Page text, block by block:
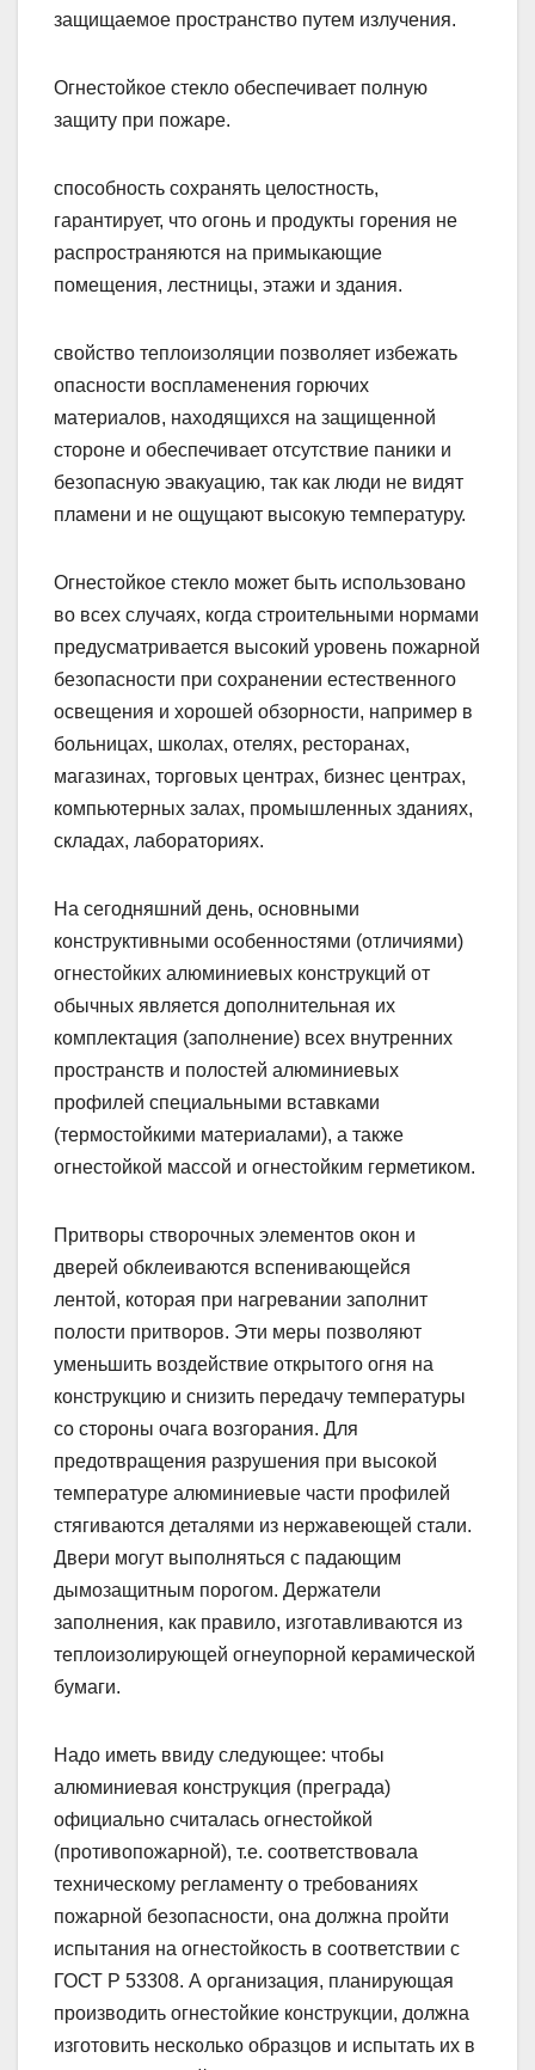
защищаемое пространство путем излучения.
Огнестойкое стекло обеспечивает полную
защиту при пожаре.
способность сохранять целостность,
гарантирует, что огонь и продукты горения не
распространяются на примыкающие
помещения, лестницы, этажи и здания.
свойство теплоизоляции позволяет избежать
опасности воспламенения горючих
материалов, находящихся на защищенной
стороне и обеспечивает отсутствие паники и
безопасную эвакуацию, так как люди не видят
пламени и не ощущают высокую температуру.
Огнестойкое стекло может быть использовано
во всех случаях, когда строительными нормами
предусматривается высокий уровень пожарной
безопасности при сохранении естественного
освещения и хорошей обзорности, например в
больницах, школах, отелях, ресторанах,
магазинах, торговых центрах, бизнес центрах,
компьютерных залах, промышленных зданиях,
складах, лабораториях.
На сегодняшний день, основными
конструктивными особенностями (отличиями)
огнестойких алюминиевых конструкций от
обычных является дополнительная их
комплектация (заполнение) всех внутренних
пространств и полостей алюминиевых
профилей специальными вставками
(термостойкими материалами), а также
огнестойкой массой и огнестойким герметиком.
Притворы створочных элементов окон и
дверей обклеиваются вспенивающейся
лентой, которая при нагревании заполнит
полости притворов. Эти меры позволяют
уменьшить воздействие открытого огня на
конструкцию и снизить передачу температуры
со стороны очага возгорания. Для
предотвращения разрушения при высокой
температуре алюминиевые части профилей
стягиваются деталями из нержавеющей стали.
Двери могут выполняться с падающим
дымозащитным порогом. Держатели
заполнения, как правило, изготавливаются из
теплоизолирующей огнеупорной керамической
бумаги.
Надо иметь ввиду следующее: чтобы
алюминиевая конструкция (преграда)
официально считалась огнестойкой
(противопожарной), т.е. соответствовала
техническому регламенту о требованиях
пожарной безопасности, она должна пройти
испытания на огнестойкость в соответствии с
ГОСТ Р 53308. А организация, планирующая
производить огнестойкие конструкции, должна
изготовить несколько образцов и испытать их в